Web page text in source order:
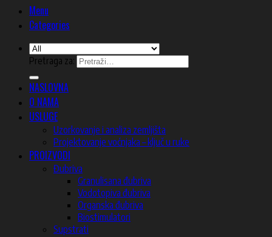
Menu
Categories
Pretraga za:
NASLOVNA
O NAMA
USLUGE
Uzorkovanje i analiza zemljišta
Projektovanje voćnjaka – ključ u ruke
PROIZVODI
Đubriva
Granulisana đubriva
Vodotopiva đubriva
Organska đubriva
Biostimulatori
Supstrati